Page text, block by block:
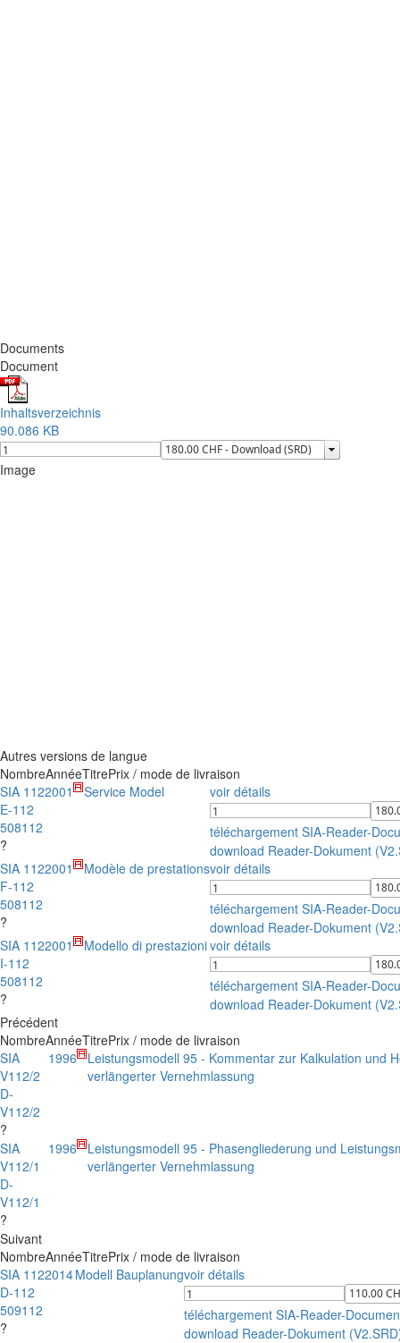
Documents
Document
Inhaltsverzeichnis
90.086 KB
Image
Autres versions de langue
NombreAnnéeTitrePrix / mode de livraison
SIA 112
E-112
508112
?
2001 Service Model voir détails
téléchargement SIA-Reader-
download Reader-Dokument
SIA 112
F-112
508112
?
2001 Modèle de prestationsvoir détails
téléchargement SIA-Reader-
download Reader-Dokument
SIA 112
I-112
508112
?
2001 Modello di prestazionivoir détails
téléchargement SIA-Reader-
download Reader-Dokument
Précédent
NombreAnnéeTitrePrix / mode de livraison
SIA
V112/2
D-
V112/2
?
1996
Leistungsmodell 95 - Kommentar zur Kalkulation und
verlängerter Vernehmlassung
SIA
V112/1
D-
V112/1
?
1996
Leistungsmodell 95 - Phasengliederung und
verlängerter Vernehmlassung
Suivant
NombreAnnéeTitrePrix / mode de livraison
SIA 112
D-112
509112
?
2014Modell Bauplanungvoir détails
téléchargement SIA-Reader-
download Reader-Dokument